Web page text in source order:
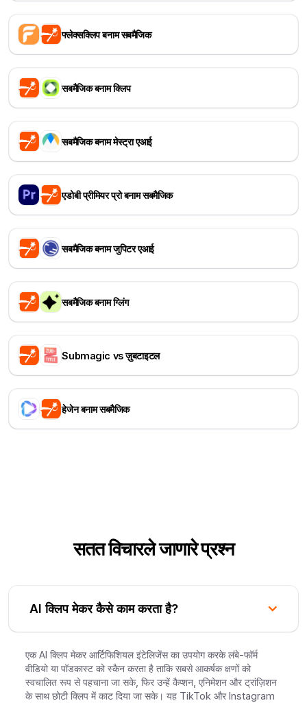
फ्लेक्सक्लिप बनाम सबमैजिक
सबमैजिक बनाम क्लिप
सबमैजिक बनाम मेस्ट्रा एआई
एडोबी प्रीमियर प्रो बनाम सबमैजिक
सबमैजिक बनाम जुपिटर एआई
सबमैजिक बनाम ग्लिंग
Submagic vs ज़ुबटाइटल
हेजेन बनाम सबमैजिक
सतत विचारले जाणारे प्रश्न
AI क्लिप मेकर कैसे काम करता है?
एक AI क्लिप मेकर आर्टिफिशियल इंटेलिजेंस का उपयोग करके लंबे-फॉर्म
वीडियो या पॉडकास्ट को स्कैन करता है ताकि सबसे आकर्षक क्षणों को
स्वचालित रूप से पहचाना जा सके, फिर उन्हें कैप्शन, एनिमेशन और ट्रांज़िशन
के साथ छोटी क्लिप में काट दिया जा सके। यह TikTok और Instagram